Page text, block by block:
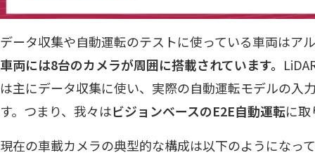
データ収集や自動運転のテストに使っている車両はア
車両には8台のカメラが周囲に搭載されています。
は主にデータ収集に使い、実際の自動運転モデルの入
す。つまり、我々はビジョンベースのE2E自動運転に
現在の車載カメラの典型的な構成は以下のようになっ